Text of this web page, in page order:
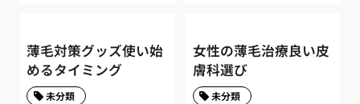
薄毛対策グッズ使い始
めるタイミング
未分類
女性の薄毛治療良い皮
膚科選び
未分類